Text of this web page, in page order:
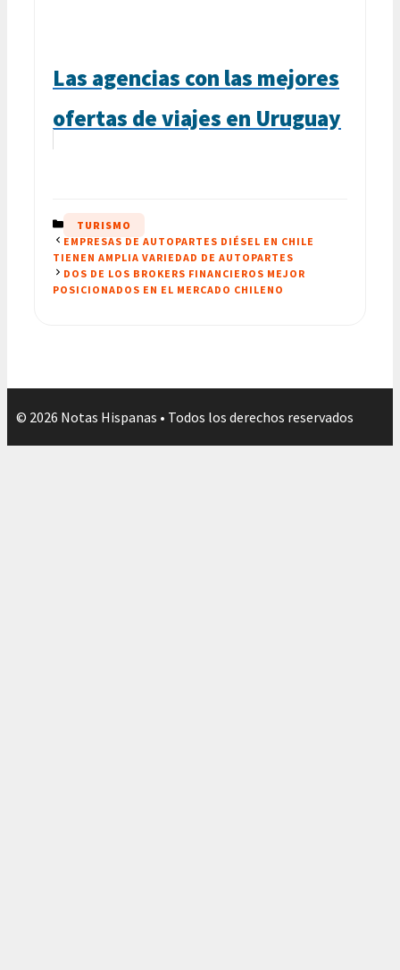
Las agencias con las mejores
ofertas de viajes en Uruguay
CATEGORÍAS
TURISMO
EMPRESAS DE AUTOPARTES DIÉSEL EN CHILE
TIENEN AMPLIA VARIEDAD DE AUTOPARTES
DOS DE LOS BROKERS FINANCIEROS MEJOR
POSICIONADOS EN EL MERCADO CHILENO
© 2026 Notas Hispanas • Todos los derechos reservados